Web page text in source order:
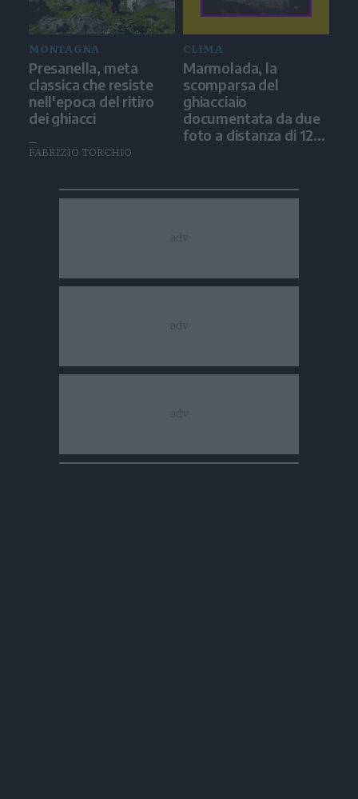
MONTAGNA
Presanella, meta
classica che resiste
nell'epoca del ritiro
dei ghiacci
FABRIZIO TORCHIO
CLIMA
Marmolada, la
scomparsa del
ghiacciaio
documentata da due
foto a distanza di 12